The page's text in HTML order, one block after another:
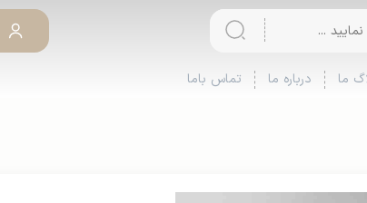
ما درباره ما تماس باما